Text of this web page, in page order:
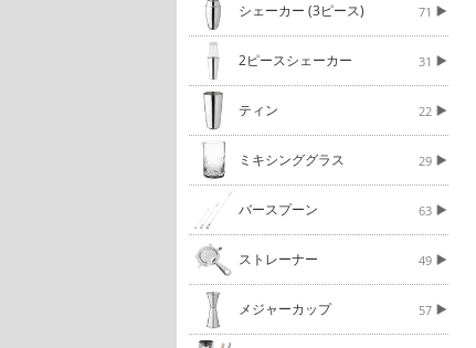
シェーカー (3ピース) 71
2ピースシェーカー 31
ティン 22
ミキシンググラス 29
バースプーン 63
ストレーナー 49
メジャーカップ 57